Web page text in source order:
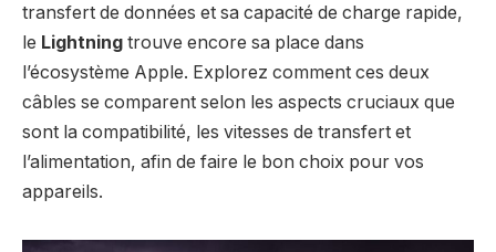
transfert de données et sa capacité de charge rapide,
le Lightning trouve encore sa place dans
l’écosystème Apple. Explorez comment ces deux
câbles se comparent selon les aspects cruciaux que
sont la compatibilité, les vitesses de transfert et
l’alimentation, afin de faire le bon choix pour vos
appareils.